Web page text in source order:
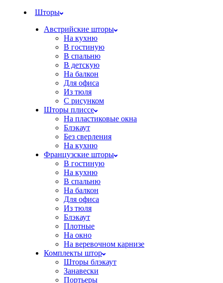
Шторы
Австрийские шторы
На кухню
В гостиную
В спальню
В детскую
На балкон
Для офиса
Из тюля
С рисунком
Шторы плиссе
На пластиковые окна
Блэкаут
Без сверления
На кухню
Французские шторы
В гостиную
На кухню
В спальню
На балкон
Для офиса
Из тюля
Блэкаут
Плотные
На окно
На веревочном карнизе
Комплекты штор
Шторы блэкаут
Занавески
Портьеры